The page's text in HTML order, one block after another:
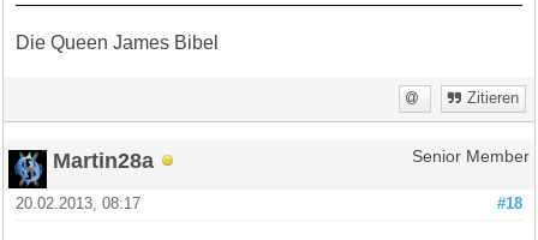
Die Queen James Bibel
Zitieren
Martin28a Senior Member
#18
20.02.2013, 08:17